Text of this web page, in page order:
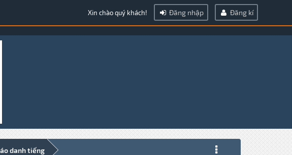
Xin chào quý khách! Đăng nhập Đăng kí
danh tiếng